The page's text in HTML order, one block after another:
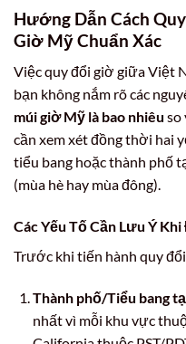
Hướng Dẫn Cách
Giờ Mỹ Chuẩn Xác
Việc quy đổi giờ giữa Việt
bạn không nắm rõ các
múi giờ Mỹ là bao nhiêu so
cần xem xét đồng thời hai
tiểu bang hoặc thành phố
(mùa hè hay mùa đông).
Các Yếu Tố Cần Lưu Ý
Trước khi tiến hành quy
Thành phố/Tiểu bang
nhất vì mỗi khu vực